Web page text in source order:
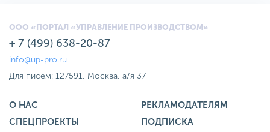
ООО «ПОРТАЛ «УПРАВЛЕНИЕ ПРОИЗВОДСТВОМ»
+ 7 (499) 638-20-87
info@up-pro.ru
Для писем: 127591, Москва, а/я 37
О НАС
РЕКЛАМОДАТЕЛЯМ
СПЕЦПРОЕКТЫ
ПОДПИСКА